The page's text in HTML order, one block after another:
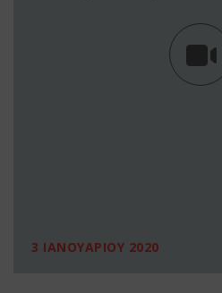
3 ΙΑΝΟΥΑΡΙΟΥ 2020